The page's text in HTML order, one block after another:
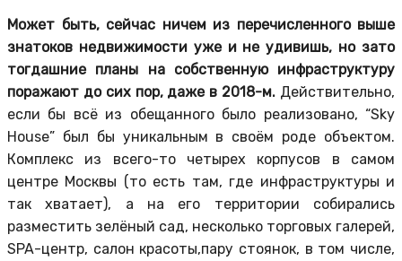
Может быть, сейчас ничем из перечисленного выше
знатоков недвижимости уже и не удивишь, но зато
тогдашние планы на собственную инфраструктуру
поражают до сих пор, даже в 2018-м. Действительно,
если бы всё из обещанного было реализовано, “Sky
House” был бы уникальным в своём роде объектом.
Комплекс из всего-то четырех корпусов в самом
центре Москвы (то есть там, где инфраструктуры и
так хватает), а на его территории собирались
разместить зелёный сад, несколько торговых галерей,
SPA-центр, салон красоты,пару стоянок, в том числе,